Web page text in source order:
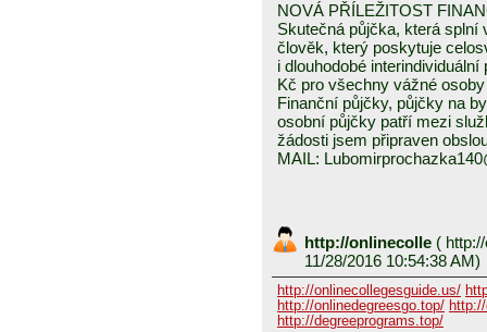
NOVÁ PŘÍLEŽITOST
Skutečná půjčka, která
člověk, který poskytuje
i dlouhodobé
Kč pro všechny vážné
Finanční půjčky, půjčky na
osobní půjčky patří mezi
žádosti jsem připraven
MAIL:
http://onlinecolle (
11/28/2016 10:54:38 AM)
http://onlinecollegesguide.us/
http://onlinedegreesgo.top/
http://degreeprograms.top/